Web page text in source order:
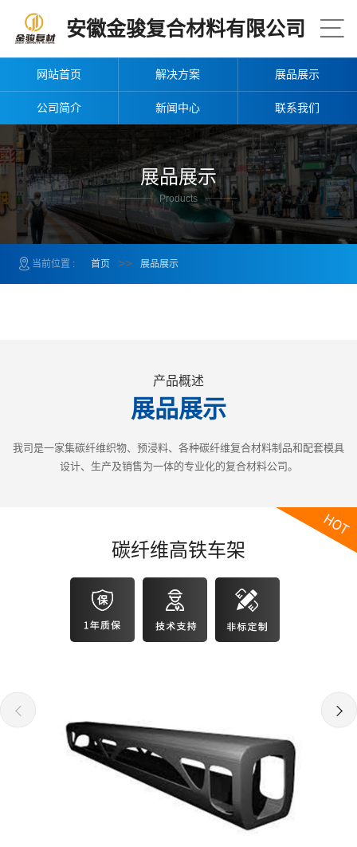
安徽金骏复合材料有限公司
网站首页 解决方案 展品展示
公司简介 新闻中心 联系我们
展品展示
Products
当前位置 : 首页 >> 展品展示
产品概述
展品展示
我司是一家集碳纤维织物、预浸料、各种碳纤维复合材料制品和配套模具
设计、生产及销售为一体的专业化的复合材料公司。
碳纤维高铁车架